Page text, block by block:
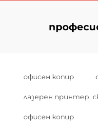
офисен копир
лазерен принтер,
офисен копир